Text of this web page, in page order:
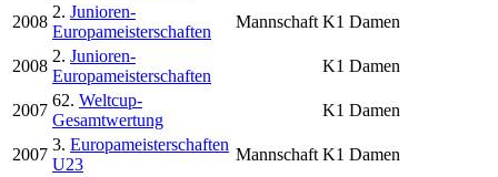
2008
2. Junioren-
Europameisterschaften
Mannschaft K1 Damen
2008
2. Junioren-
Europameisterschaften
K1 Damen
2007
62. Weltcup-
Gesamtwertung
K1 Damen
2007
3. Europameisterschaften
U23
Mannschaft K1 Damen